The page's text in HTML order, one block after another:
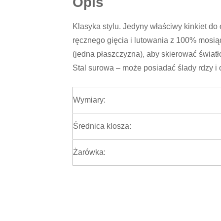
Klasyka stylu. Jedyny właściwy kinkiet
ręcznego gięcia i lutowania z 100%
(jedna płaszczyzna), aby skierować
Stal surowa – może posiadać ślady rdzy
Wymiary:
Średnica klosza:
Żarówka: